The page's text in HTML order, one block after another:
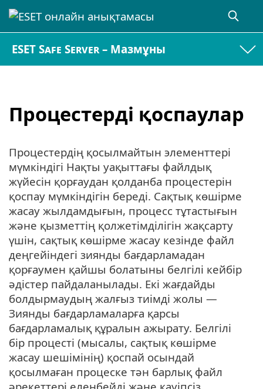
ESET Safe Server – Мазмұны
Процестерді қоспаулар
Процестердің қосылмайтын элементтері
мүмкіндігі Нақты уақыттағы файлдық
жүйесін қорғаудан қолданба процестерін
қоспау мүмкіндігін береді. Сақтық көшірме
жасау жылдамдығын, процесс тұтастығын
және қызметтің қолжетімділігін жақсарту
үшін, сақтық көшірме жасау кезінде файл
деңгейіндегі зиянды бағдарламадан
қорғаумен қайшы болатыны белгілі кейбір
әдістер пайдаланылады. Екі жағдайды
болдырмаудың жалғыз тиімді жолы —
Зиянды бағдарламаларға қарсы
бағдарламалық құралын ажырату. Белгілі
бір процесті (мысалы, сақтық көшірме
жасау шешімінің) қоспай осындай
қосылмаған процеске тән барлық файл